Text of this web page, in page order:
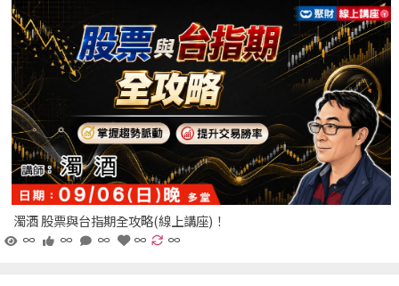
濁酒 股票與台指期全攻略(線上講座)！
∞
∞ ∞ ∞ ∞